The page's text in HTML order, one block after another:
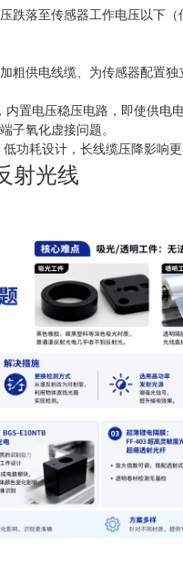
跌落至传感器工作电压以下
粗供电线缆、为传感器配置独
，内置电压稳压电路，即使供电
子氧化虚接问题。
低功耗设计，长线缆压降影响更
射光线